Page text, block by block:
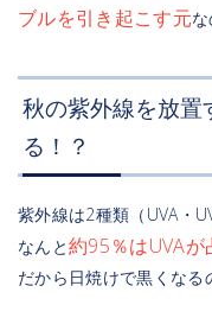
ブルを引き起こす元
秋の紫外線を放置
る！？
紫外線は2種類（UVA・
なんと約95％はUVAが
だから日焼けで黒くなる